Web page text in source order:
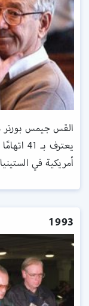
القس جيمس بورتر
يعترف
أمريكية في
1993